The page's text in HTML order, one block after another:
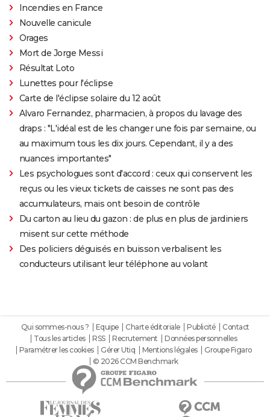
Incendies en France
Nouvelle canicule
Orages
Mort de Jorge Messi
Résultat Loto
Lunettes pour l'éclipse
Carte de l'éclipse solaire du 12 août
Alvaro Fernandez, pharmacien, à propos du lavage des
draps : "L'idéal est de les changer une fois par semaine, ou
au maximum tous les dix jours. Cependant, il y a des
nuances importantes"
Les psychologues sont d'accord : ceux qui conservent les
reçus ou les vieux tickets de caisses ne sont pas des
accumulateurs, mais ont besoin de contrôle
Du carton au lieu du gazon : de plus en plus de jardiniers
misent sur cette méthode
Des policiers déguisés en buisson verbalisent les
conducteurs utilisant leur téléphone au volant
Qui sommes-nous ? Equipe Charte éditoriale Publicité
Contact
Tous les articles
RSS Recrutement
Données personnelles
Paramétrer les cookies
Gérer Utiq Mentions légales
Groupe Figaro
© 2026 CCM Benchmark